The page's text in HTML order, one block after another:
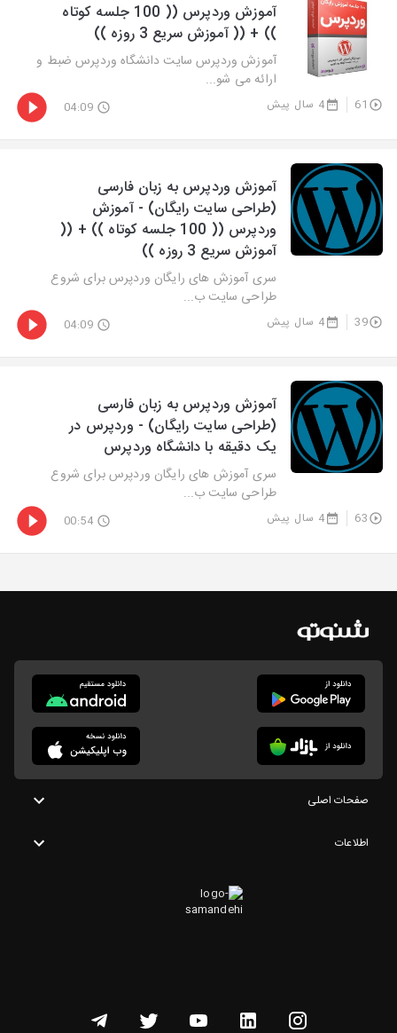
آموزش وردپرس (( 100 جلسه کوتاه
)) + (( آموزش سریع 3 روزه ))
آموزش وردپرس سایت دانشگاه وردپرس ضبط و
ارائه می شو...
61 4 سال پیش 04:09
آموزش وردپرس به زبان فارسی
(طراحی سایت رایگان) - آموزش
وردپرس (( 100 جلسه کوتاه )) + ((
آموزش سریع 3 روزه ))
سری آموزش های رایگان وردپرس برای شروع
طراحی سایت ب...
39 4 سال پیش 04:09
آموزش وردپرس به زبان فارسی
(طراحی سایت رایگان) - وردپرس در
یک دقیقه با دانشگاه وردپرس
سری آموزش های رایگان وردپرس برای شروع
طراحی سایت ب...
63 4 سال پیش 00:54
صفحات اصلی
اطلاعات